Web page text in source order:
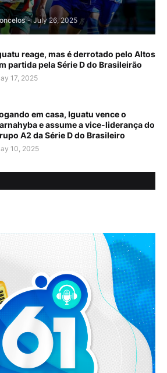
- July 26, 2025
reage, mas é derrotado pelo Altos
partida pela Série D do Brasileirão
17, 2025
em casa, Iguatu vence o
e assume a vice-liderança do
A2 da Série D do Brasileiro
10, 2025